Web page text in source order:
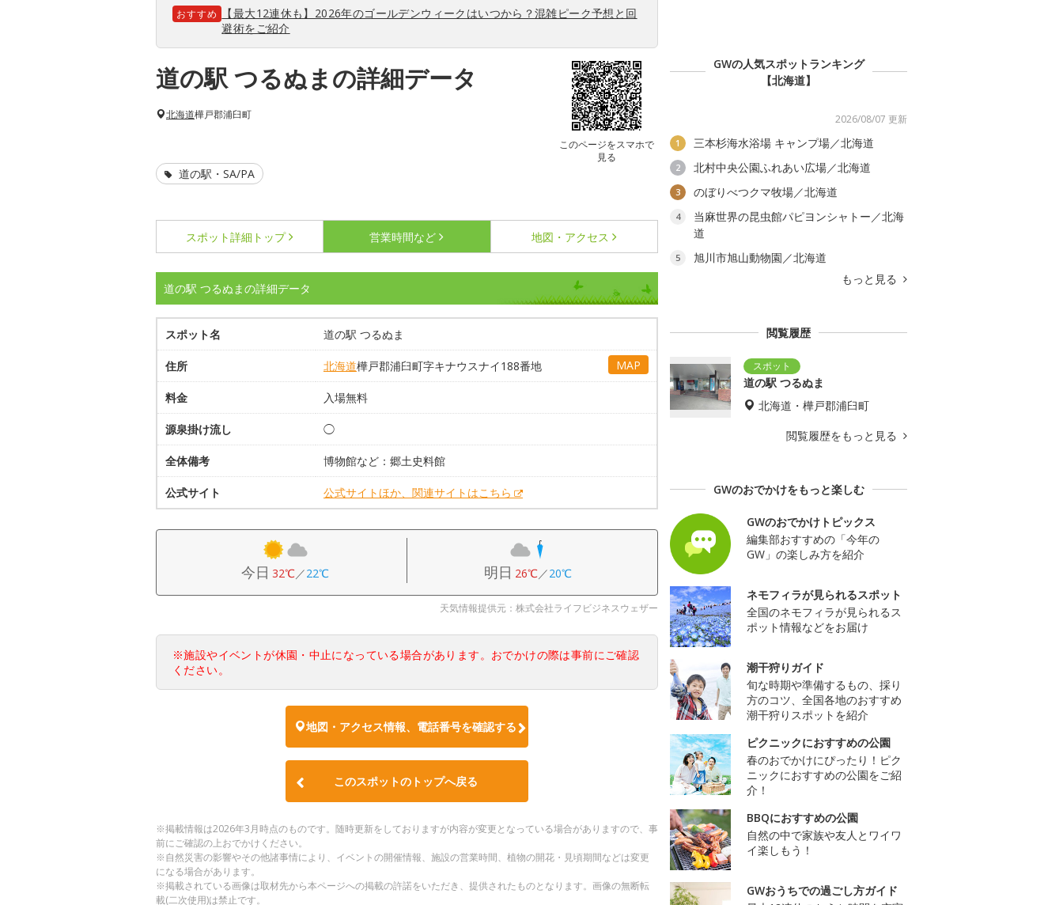
おすすめ
【最大12連休も】2026年のゴールデンウィークはいつから？混雑ピーク予想と回
避術をご紹介
道の駅 つるぬまの詳細データ
このページをスマホで
見る
北海道樺戸郡浦臼町
道の駅・SA/PA
スポット詳細 トップ 営業時間など 地図・アクセス
道の駅 つるぬまの詳細データ
スポット名 道の駅 つるぬま
住所 北海道樺戸郡浦臼町字キナウスナイ188番地 MAP
料金 入場無料
源泉掛け流し ◯
全体備考 博物館など：郷土史料館
公式サイト 公式サイトほか、関連サイトはこちら
今日 32℃／22℃ 明日 26℃／20℃
天気情報提供元：株式会社ライフビジネスウェザー
※施設やイベントが休園・中止になっている場合があります。おでかけの際は事前にご確認
ください。
地図・アクセス情報、電話番号を確認する
このスポットのトップへ戻る
※掲載情報は2026年3月時点のものです。随時更新をしておりますが内容が変更となっている場合がありますので、事
前にご確認の上おでかけください。
※自然災害の影響やその他諸事情により、イベントの開催情報、施設の営業時間、植物の開花・見頃期間などは変更
になる場合があります。
※掲載されている画像は取材先から本ページへの掲載の許諾をいただき、提供されたものとなります。画像の無断転
載(二次使用)は禁止です。
GWの人気スポットランキング
【北海道】
2026/08/07 更新
1 三本杉海水浴場 キャンプ場／北海道
2 北村中央公園ふれあい広場／北海道
3 のぼりべつクマ牧場／北海道
4
当麻世界の昆虫館パピヨンシャトー／北海
道
5
旭川市旭山動物園／北海道
もっと見る
閲覧履歴
道の駅 つるぬま
北海道・樺戸郡浦臼町
閲覧履歴をもっと見る
GWのおでかけをもっと楽しむ
GWのおでかけトピックス
編集部おすすめの「今年の
GW」の楽しみ方を紹介
ネモフィラが見られるスポット
全国のネモフィラが見られるス
ポット情報などをお届け
潮干狩りガイド
旬な時期や準備するもの、採り
方のコツ、全国各地のおすすめ
潮干狩りスポットを紹介
ピクニックにおすすめの公園
春のおでかけにぴったり！ピク
ニックにおすすめの公園をご紹
介！
BBQにおすすめの公園
自然の中で家族や友人とワイワ
イ楽しもう！
GWおうちでの過ごし方ガイド